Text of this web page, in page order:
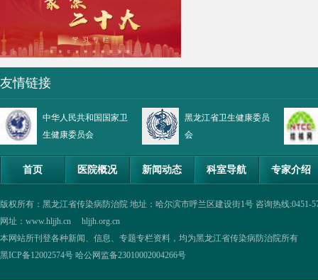
友情链接
中华人民共和国国家卫
生健康委员会
黑龙江省卫生健康委员
会
首页 医院概况 新闻动态 科室导航 专家介绍
版权所有：黑龙江省传染病防治院 地址：哈尔滨市呼兰区建设街1号 咨询热线:0451-
网址：www.hljjh.cn hljjh.org.cn
本网站所刊登各种新闻、信息、专题专栏资料，均为黑龙江省传染病防治院所有
黑ICP备12002574号 哈公网监备23010002004266号